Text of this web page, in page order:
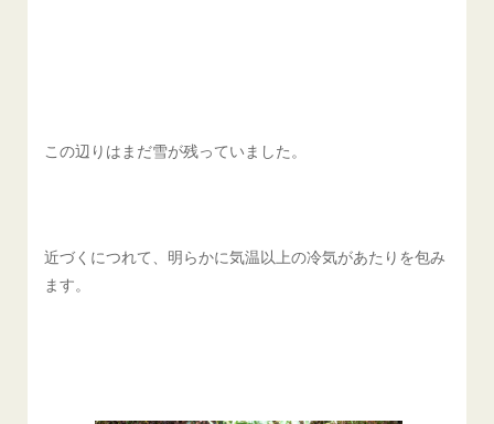
この辺りはまだ雪が残っていました。
近づくにつれて、明らかに気温以上の冷気があたりを包み
ます。